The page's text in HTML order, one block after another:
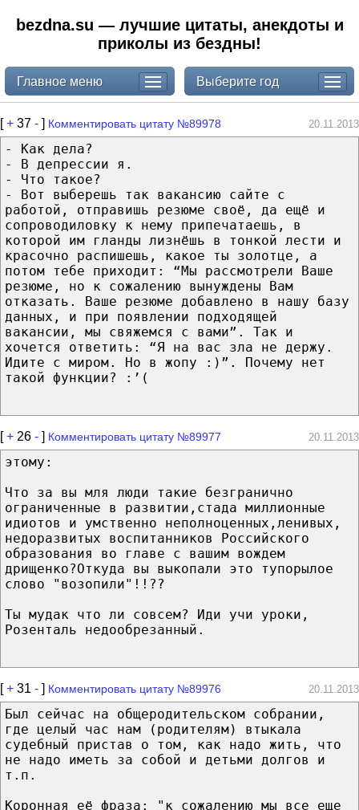
bezdna.su — лучшие цитаты, анекдоты и
приколы из бездны!
Главное меню Выберите год
[+ 37 - ] Комментировать цитату №89978 20.11.2013
- Как дела?
- В депрессии я.
- Что такое?
- Вот выберешь так вакансию сайте с
работой, отправишь резюме своё, да ещё и
сопроводиловку к нему припечатаешь, в
которой им гланды лизнёшь в тонкой лести и
красочно распишешь, какое ты золотце, а
потом тебе приходит: “Мы рассмотрели Ваше
резюме, но к сожалению вынуждены Вам
отказать. Ваше резюме добавлено в нашу базу
данных, и при появлении подходящей
вакансии, мы свяжемся с вами”. Так и
хочется ответить: “Я на вас зла не держу.
Идите с миром. Но в жопу :)”. Почему нет
такой функции? :’(
[+ 26 - ] Комментировать цитату №89977 20.11.2013
этому:
Что за вы мля люди такие безгранично
ограниченные в развитии,стада миллионные
идиотов и умственно неполноценных,ленивых,
недоразвитых воспитанников Российского
образования во главе с вашим вождем
дрищенко?Откуда вы выкопали это тупорылое
слово "возопили"!!??
Ты мудак что ли совсем? Иди учи уроки,
Розенталь недообрезанный.
[+ 31 - ] Комментировать цитату №89976 20.11.2013
Был сейчас на общеродительском собрании,
где целый час нам (родителям) втыкала
судебный пристав о том, как надо жить, что
не надо иметь за собой и детьми долгов и
т.п.
Коронная её фраза: "к сожалению мы все еще